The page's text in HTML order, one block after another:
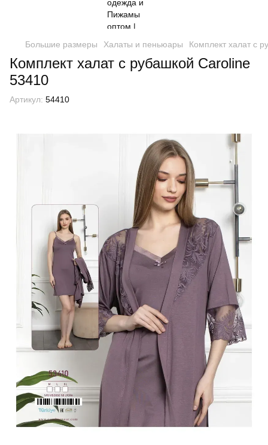
Большие размеры Халаты и пеньюары Комплект халат с
Комплект халат с рубашкой Caroline
53410
Артикул: 54410